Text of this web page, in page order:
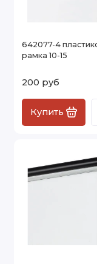
642077-4
рамка 10-15
200 руб
Купить